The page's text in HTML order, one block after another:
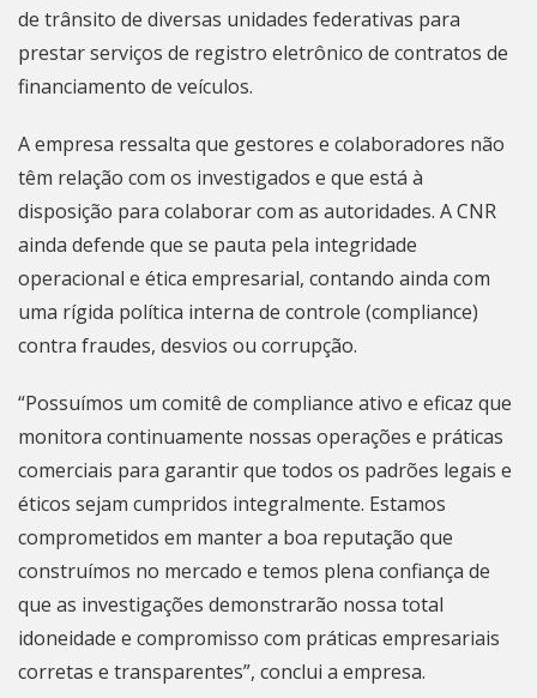
de trânsito de diversas unidades federativas para
prestar serviços de registro eletrônico de contratos de
financiamento de veículos.
A empresa ressalta que gestores e colaboradores não
têm relação com os investigados e que está à
disposição para colaborar com as autoridades. A CNR
ainda defende que se pauta pela integridade
operacional e ética empresarial, contando ainda com
uma rígida política interna de controle (compliance)
contra fraudes, desvios ou corrupção.
“Possuímos um comitê de compliance ativo e eficaz que
monitora continuamente nossas operações e práticas
comerciais para garantir que todos os padrões legais e
éticos sejam cumpridos integralmente. Estamos
comprometidos em manter a boa reputação que
construímos no mercado e temos plena confiança de
que as investigações demonstrarão nossa total
idoneidade e compromisso com práticas empresariais
corretas e transparentes”, conclui a empresa.